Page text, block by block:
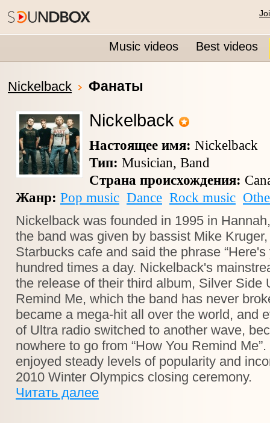
Music videos Best videos
Nickelback Фанаты
Nickelback
Настоящее имя: Nickelback
Тип: Musician, Band
Страна происхождения:
Жанр: Pop music Dance Rock music
Nickelback was founded in 1995 in
the band was given by bassist Mike
Starbucks cafe and said the phrase
hundred times a day. Nickelback's
the release of their third album, Silver Side
Remind Me, which the band has never
became a mega-hit all over the world, and
of Ultra radio switched to another wave,
nowhere to go from “How You Remind
enjoyed steady levels of popularity and
2010 Winter Olympics closing ceremony.
Читать далее